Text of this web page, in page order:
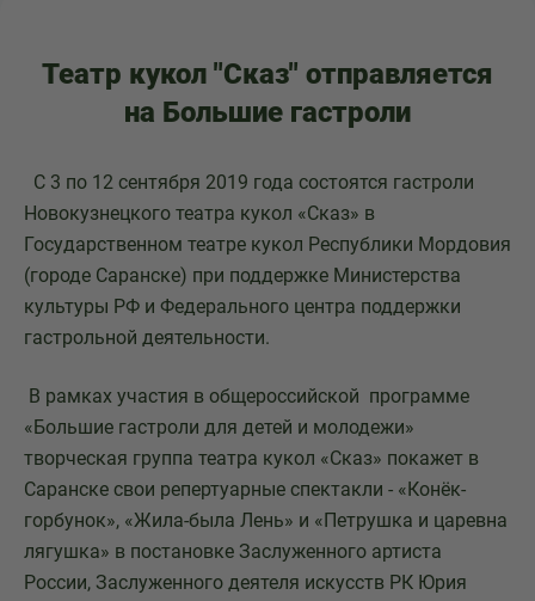
Театр кукол "Сказ" отправляется
на Большие гастроли
С 3 по 12 сентября 2019 года состоятся гастроли
Новокузнецкого театра кукол «Сказ» в
Государственном театре кукол Республики Мордовия
(городе Саранске) при поддержке Министерства
культуры РФ и Федерального центра поддержки
гастрольной деятельности.
В рамках участия в общероссийской программе
«Большие гастроли для детей и молодежи»
творческая группа театра кукол «Сказ» покажет в
Саранске свои репертуарные спектакли - «Конёк-
горбунок», «Жила-была Лень» и «Петрушка и царевна
лягушка» в постановке Заслуженного артиста
России, Заслуженного деятеля искусств РК Юрия